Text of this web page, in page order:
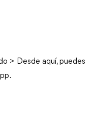
> Desde aquí, puedes